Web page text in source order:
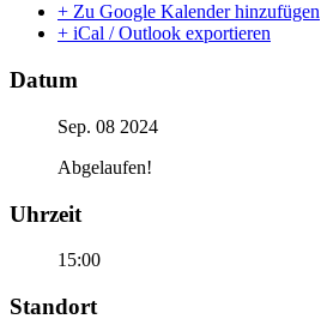
+ Zu Google Kalender hinzufügen
+ iCal / Outlook exportieren
Datum
Sep. 08 2024
Abgelaufen!
Uhrzeit
15:00
Standort